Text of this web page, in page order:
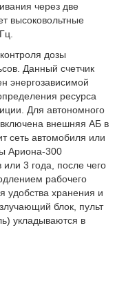
через две
высоковольтные
дозы
Данный счетчик
энергозависимой
ресурса
Для автономного
включена внешняя АБ в
сеть автомобиля или
Ариона-300
3 года, после чего
рабочего
удобства хранения и
блок, пульт
укладываются в